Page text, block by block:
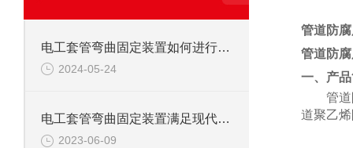
电工套管弯曲固定装置如何进行角度调节？
2024-05-24
电工套管弯曲固定装置满足现代电力生产的高效要求
2023-06-09
管道防
管道防
一、产
管
道聚乙